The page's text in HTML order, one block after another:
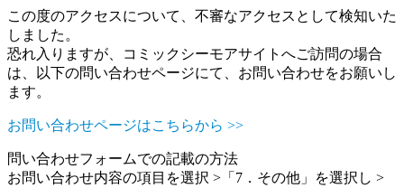
この度のアクセスについて、不審なアクセスとして検知いた
しました。
恐れ入りますが、コミックシーモアサイトへご訪問の場合
は、以下の問い合わせページにて、お問い合わせをお願いし
ます。
お問い合わせページはこちらから >>
問い合わせフォームでの記載の方法
お問い合わせ内容の項目を選択 >「7．その他」を選択し >